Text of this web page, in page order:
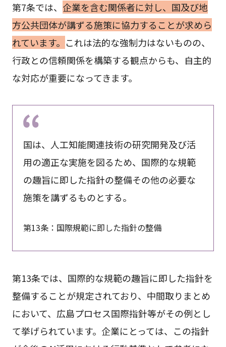
第7条では、 企業を含む関係者に対し、国及び地
方公共団体が講ずる施策に協力することが求めら
れています。 これは法的な強制力はないものの、
行政との信頼関係を構築する観点からも、自主的
な対応が重要になってきます。
​​国は、人工知能関連技術の研究開発及び活
用の適正な実施を図るため、国際的な規範
の趣旨に即した指針の整備その他の必要な
施策を講ずるものとする。
第13条：国際規範に即した指針の整備
第13条では、国際的な規範の趣旨に即した指針を
整備することが規定されており、中間取りまとめ
において、広島プロセス国際指針等がその例とし
て挙げられています。企業にとっては、この指針